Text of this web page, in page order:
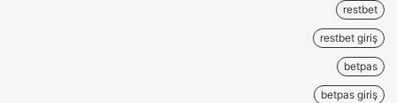
restbet
restbet giriş
betpas
betpas giriş